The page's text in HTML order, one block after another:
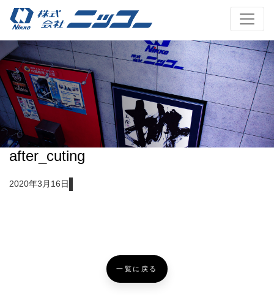
after_cuting
2020年3月16日
一覧に戻る